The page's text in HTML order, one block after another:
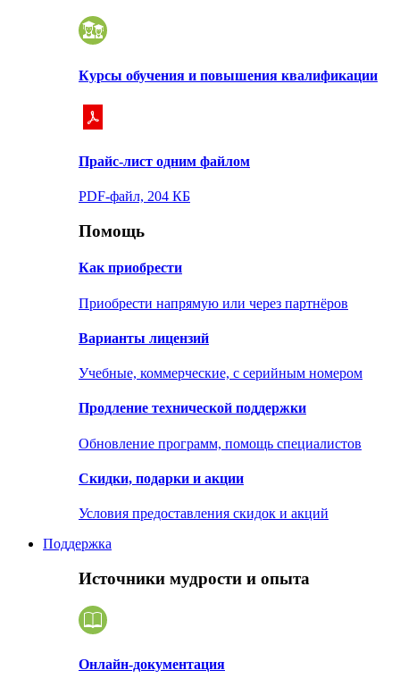
Курсы обучения и повышения квалификации
Прайс-лист одним файлом
PDF-файл, 204 КБ
Помощь
Как приобрести
Приобрести напрямую или через партнёров
Варианты лицензий
Учебные, коммерческие, с серийным номером
Продление технической поддержки
Обновление программ, помощь специалистов
Скидки, подарки и акции
Условия предоставления скидок и акций
Поддержка
Источники мудрости и опыта
Онлайн-документация